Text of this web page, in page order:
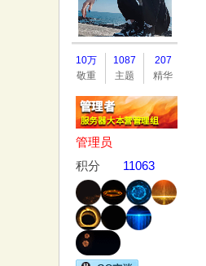
10万
敬重
1087
主题
207
精华
管理员
积分
11063